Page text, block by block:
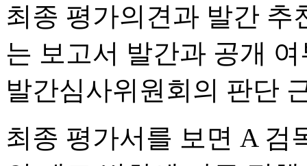
최종 평가의견과 발간 추
는 보고서 발간과 공개
발간심사위원회의 판단
최종 평가서를 보면 A 검